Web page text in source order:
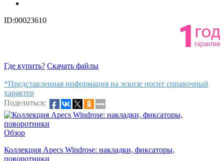
ID:00023610
Где купить? Скачать файлы
*Представленная информация на эскизе носит справочный
характер
Поделиться:
Обзор
Коллекция Apecs Windrose: накладки, фиксаторы,
поворотники